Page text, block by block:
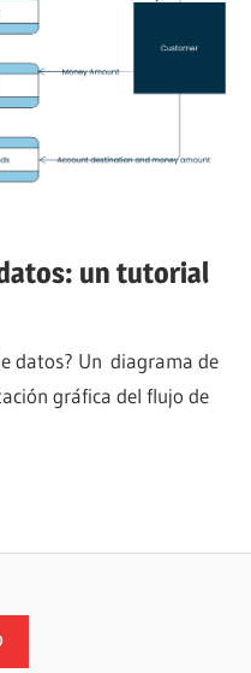
un tutorial
datos? Un diagrama de
gráfica del flujo de